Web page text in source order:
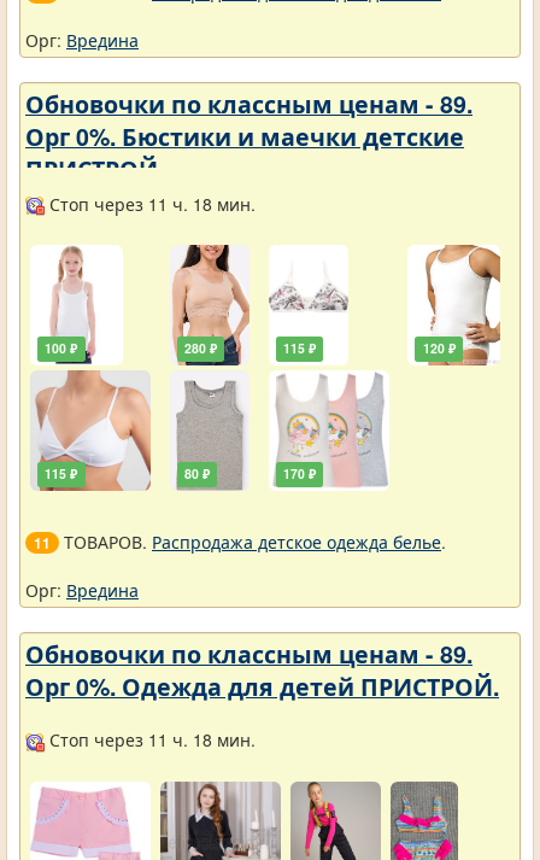
Орг: Вредина
Обновочки по классным ценам - 89.
Орг 0%. Бюстики и маечки детские
ПРИСТРОЙ.
Стоп через 11 ч. 18 мин.
100 ₽
115 ₽
280 ₽
80 ₽
115 ₽
170 ₽
120 ₽
11 ТОВАРОВ. Распродажа детское одежда белье.
Орг: Вредина
Обновочки по классным ценам - 89.
Орг 0%. Одежда для детей ПРИСТРОЙ.
Стоп через 11 ч. 18 мин.